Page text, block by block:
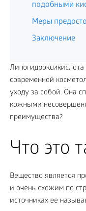
подобными
Меры
Заключение
современной
уходу за собой. Она
кожными
преимущества?
Что это
Вещество является
и очень схожим по
источниках ее